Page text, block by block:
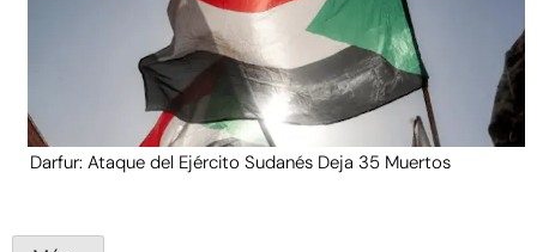
Darfur: Ataque del Ejército Sudanés Deja 35 Muertos